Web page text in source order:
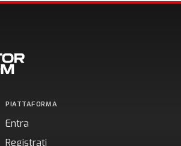
PIATTAFORMA
Entra
Registrati